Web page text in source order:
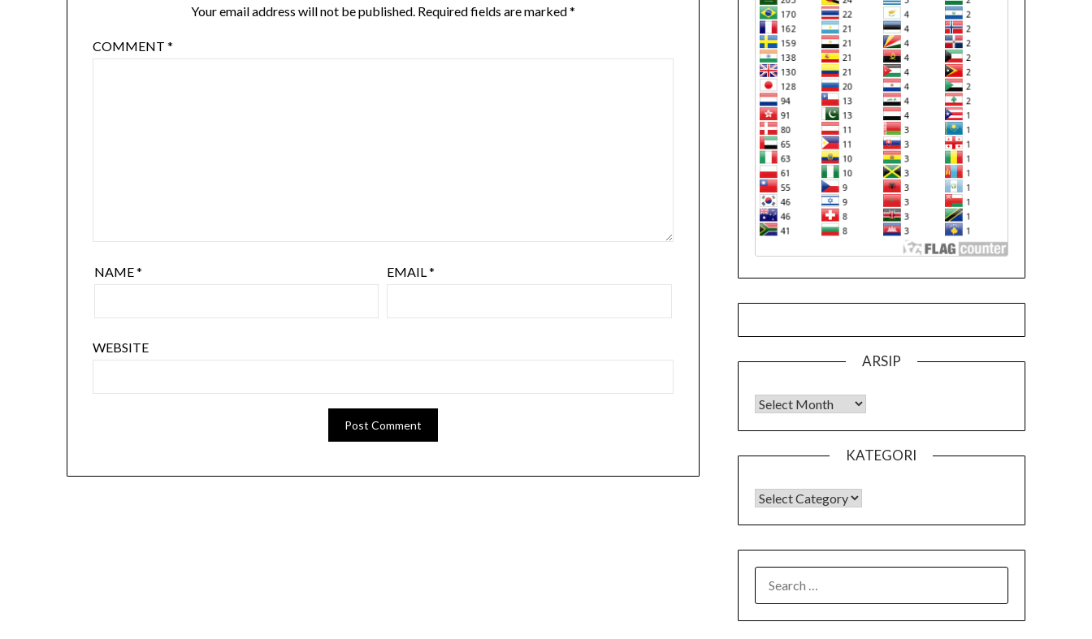
Your email address will not be published. Required fields are marked*
COMMENT*
NAME* EMAIL*
WEBSITE
ARSIP
Arsip
KATEGORI
KATEGORI
FOR: